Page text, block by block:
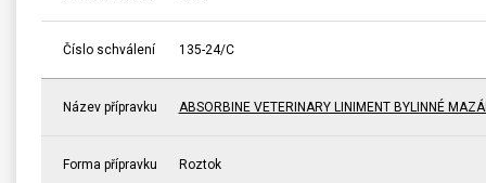
Číslo schválení 135-24/C
Název přípravku ABSORBINE VETERINARY LINIMENT BYLINNÉ
Forma přípravku Roztok